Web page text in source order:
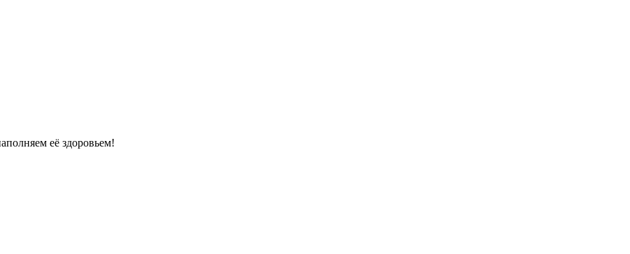
её здоровьем!